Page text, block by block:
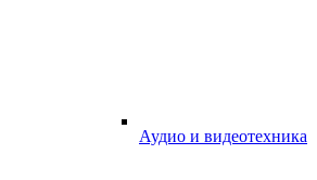
Аудио и видеотехника